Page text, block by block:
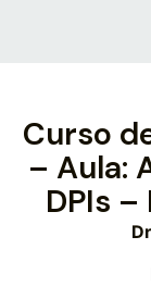
Curso
– Aula:
DPIs